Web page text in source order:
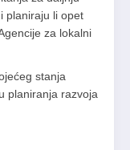
planiraju li opet
za lokalni
stanja
planiranja razvoja